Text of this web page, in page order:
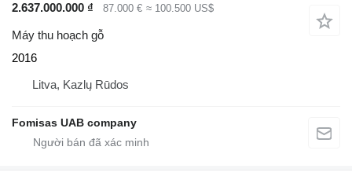
2.637.000.000 ₫
87.000 € ≈ 100.500 US$
Máy thu hoạch gỗ
2016
Litva, Kazlų Rūdos
Fomisas UAB company